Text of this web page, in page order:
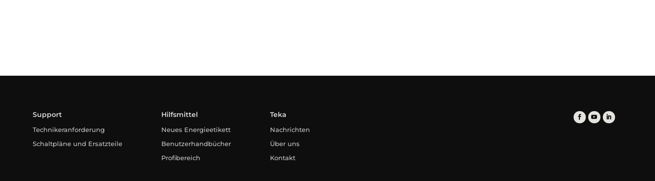
Support
Technikeranforderung
Schaltpläne und Ersatzteile
Hilfsmittel
Neues Energieetikett
Benutzerhandbücher
Profibereich
Teka
Nachrichten
Über uns
Kontakt